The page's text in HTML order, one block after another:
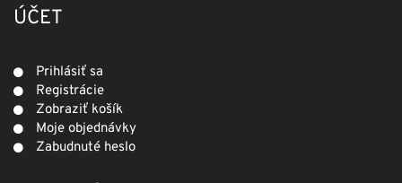
ÚČET
Prihlásiť sa
Registrácie
Zobraziť košík
Moje objednávky
Zabudnuté heslo